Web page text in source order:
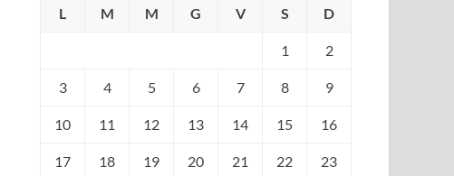
L
M M G V S D
1 2
3 4 5 6 7 8 9
10 11 12 13 14 15 16
17 18 19 20 21 22 23